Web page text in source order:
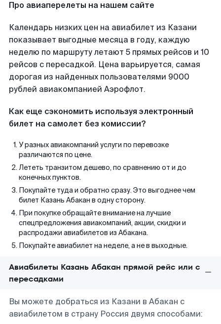
Про авиаперелеты на нашем сайте
Календарь низких цен на авиабилет из Казани
показывает выгодные месяца в году, каждую
неделю по маршруту летают 5 прямых рейсов и 10
рейсов с пересадкой. Цена варьируется, самая
дорогая из найденных пользователями 9000
рублей авиакомпанией Аэрофлот.
Как еще сэкономить используя электронный
билет на самолет без комиссии?
У разных авиакомпаний услуги по перевозке
различаются по цене.
Лететь транзитом дешево, по сравнению от и до
конечных пунктов.
Покупайте туда и обратно сразу. Это выгоднее чем
билет Казань Абакан в одну сторону.
При покупке обращайте внимание на лучшие
спецпредложения авиакомпаний, акции, скидки и
распродажи авиабилетов из Абакана.
Покупайте авиабилет на неделе, а не в выходные.
Авиабилеты Казань Абакан прямой рейс или с
пересадками
Вы можете добраться из Казани в Абакан с
авиабилетом в страну Россия двумя способами: